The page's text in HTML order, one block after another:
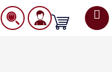
Nákupný